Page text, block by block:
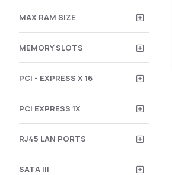
MAX RAM SIZE
MEMORY SLOTS
PCI - EXPRESS X 16
PCI EXPRESS 1X
RJ45 LAN PORTS
SATA III